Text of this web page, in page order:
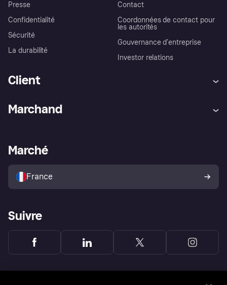
Presse
Confidentialité
Sécurité
La durabilité
Contact
Coordonnées de contact pour
les autorités
Gouvernance d’entreprise
Investor relations
Client
Explorez les magasins
Politique de protection de
l’acheteur Klarna
Marchand
Portail Marchand
Marché
France
Suivre